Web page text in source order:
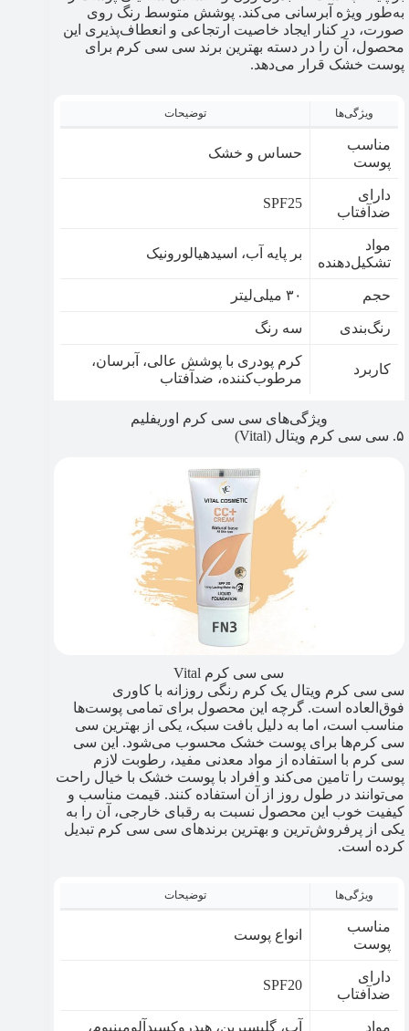
به‌طور ویژه آبرسانی می‌کند. پوشش متوسط رنگ روی
صورت، در کنار ایجاد خاصیت ارتجاعی و انعطاف‌پذیری این
محصول، آن را در دسته بهترین برند سی سی کرم برای
پوست خشک قرار می‌دهد.
ویژگی‌ها توضیحات
مناسب
پوست
حساس و خشک
دارای
ضدآفتاب
SPF25
مواد
تشکیل‌دهنده
بر پایه آب، اسیدهیالورونیک
حجم ۳۰ میلی‌لیتر
رنگ‌بندی سه رنگ
کاربرد
کرم پودری با پوشش عالی، آبرسان،
مرطوب‌کننده، ضدآفتاب
ویژگی‌های سی سی کرم اوریفلیم
۵. سی سی کرم ویتال (Vital)
سی سی کرم Vital
سی سی کرم ویتال یک کرم رنگی روزانه با کاوری
فوق‌العاده است. گرچه این محصول برای تمامی پوست‌ها
مناسب است، اما به دلیل بافت سبک، یکی از بهترین سی
سی کرم‌ها برای پوست خشک محسوب می‌شود. این سی
سی کرم با استفاده از مواد معدنی مفید، رطوبت لازم
پوست را تامین می‌کند و افراد با پوست خشک با خیال راحت
می‌توانند در طول روز از آن استفاده کنند. قیمت مناسب و
کیفیت خوب این محصول نسبت به رقبای خارجی، آن را به
یکی از پرفروش‌ترین و بهترین برندهای سی سی کرم تبدیل
کرده است.
ویژگی‌ها توضیحات
مناسب
پوست
انواع پوست
دارای
ضدآفتاب
SPF20
مواد
آب، گلیسیرین، هیدروکسیدآلومینیوم،